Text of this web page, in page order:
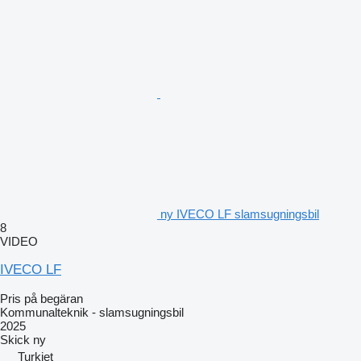
ny IVECO LF slamsugningsbil
8
VIDEO
IVECO LF
Pris på begäran
Kommunalteknik - slamsugningsbil
2025
Skick ny
Turkiet